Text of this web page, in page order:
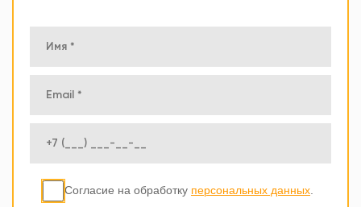
Согласие на обработку персональных данных.